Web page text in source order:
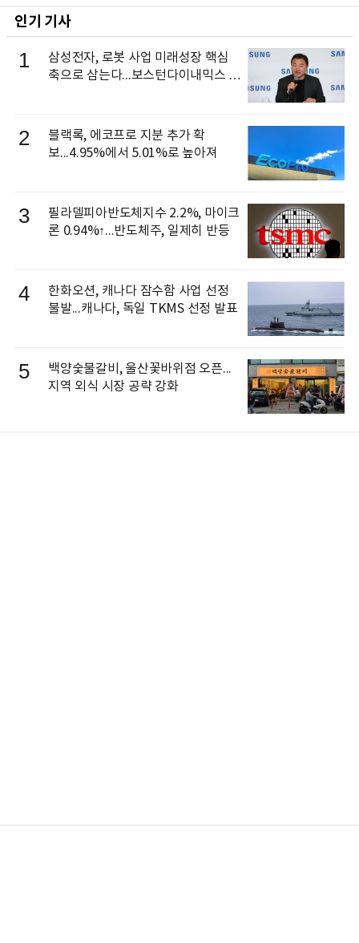
인기 기사
1
삼성전자, 로봇 사업 미래성장 핵심
축으로 삼는다...보스턴다이내믹스 출
2
블랙록, 에코프로 지분 추가 확
보...4.95%에서 5.01%로 높아져
3
필라델피아반도체지수 2.2%, 마이크
론 0.94%↑...반도체주, 일제히 반등
4
한화오션, 캐나다 잠수함 사업 선정
불발...캐나다, 독일 TKMS 선정 발표
5
백양숯불갈비, 울산꽃바위점 오픈...
지역 외식 시장 공략 강화